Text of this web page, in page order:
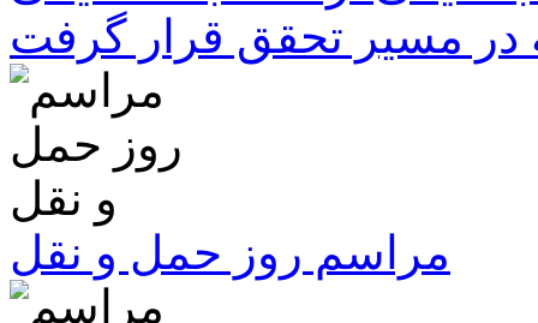
در مسیر تحقق قرار گرفت
مراسم روز حمل و نقل